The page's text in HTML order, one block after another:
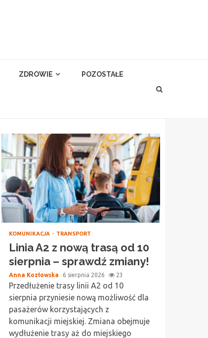
ZDROWIE POZOSTAŁE
KOMUNIKACJA TRANSPORT
Linia A2 z nową trasą od 10
sierpnia – sprawdź zmiany!
Anna Kozłowska 6 sierpnia 2026 23
Przedłużenie trasy linii A2 od 10
sierpnia przyniesie nową możliwość dla
pasażerów korzystających z
komunikacji miejskiej. Zmiana obejmuje
wydłużenie trasy aż do miejskiego